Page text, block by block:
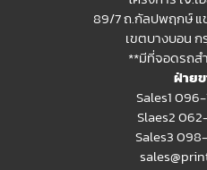
89/7 ถ.กัลปพฤกษ์ แ
เขตบางบอน ก
**มีที่จอดรถส
ฝ่าย
Sales1
Slaes2
Sales3